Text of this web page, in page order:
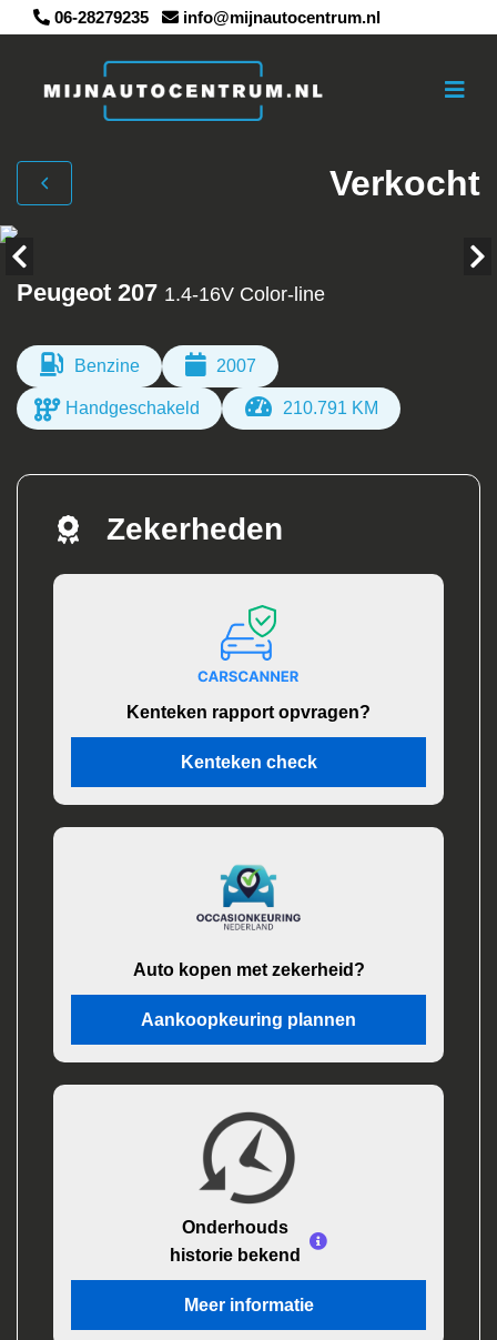
06-28279235 info@mijnautocentrum.nl
Verkocht
Peugeot 207 1.4-16V Color-line
Benzine 2007
Handgeschakeld 210.791 KM
Zekerheden
Kenteken rapport opvragen?
Kenteken check
Auto kopen met zekerheid?
Aankoopkeuring plannen
Onderhouds
historie bekend
Meer informatie